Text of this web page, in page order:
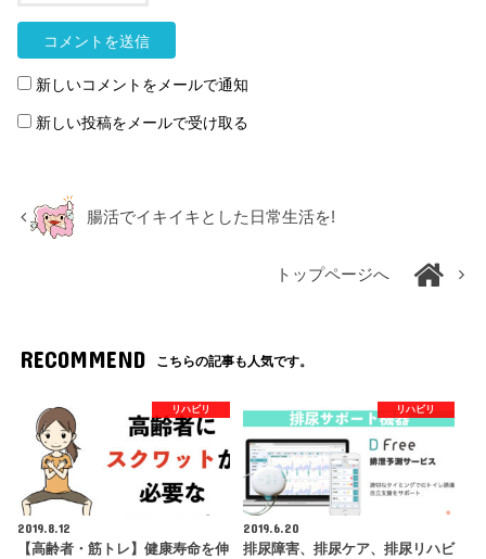
新しいコメントをメールで通知
新しい投稿をメールで受け取る
腸活でイキイキとした日常生活を!
トップページへ
RECOMMEND こちらの記事も人気です。
リハビリ
2019.8.12
【高齢者・筋トレ】健康寿命を伸
リハビリ
2019.6.20
排尿障害、排尿ケア、排尿リハビ